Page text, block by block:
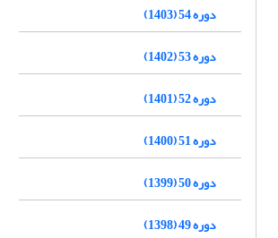
دوره 54 (1403)
دوره 53 (1402)
دوره 52 (1401)
دوره 51 (1400)
دوره 50 (1399)
دوره 49 (1398)